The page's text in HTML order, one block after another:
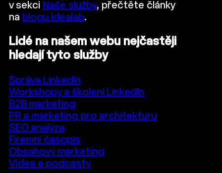
v sekci Naše služby, přečtěte články
na blogu Idealab.
Lidé na našem webu nejčastěji
hledají tyto služby
Správa LinkedIn
Workshopy a školení LinkedIn
B2B marketing
PR a marketing pro architekturu
SEO analýza
Firemní časopis
Obsahový marketing
Videa a podcasty